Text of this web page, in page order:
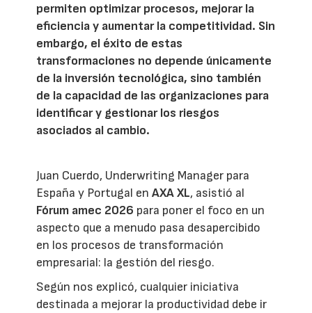
permiten optimizar procesos, mejorar la
eficiencia y aumentar la competitividad. Sin
embargo, el éxito de estas
transformaciones no depende únicamente
de la inversión tecnológica, sino también
de la capacidad de las organizaciones para
identificar y gestionar los riesgos
asociados al cambio.
Juan Cuerdo, Underwriting Manager para
España y Portugal enAXA XL, asistió al
Fórum amec 2026 para poner el foco en un
aspecto que a menudo pasa desapercibido
en los procesos de transformación
empresarial: la gestión del riesgo.
Según nos explicó, cualquier iniciativa
destinada a mejorar la productividad debe ir